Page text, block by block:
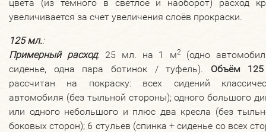
цвета (из тёмного в светлое и наоборот) расход
увеличивается за счет увеличения слоёв прокраски.
125 мл.
Примерный расход: 25 мл. на 1 м2 (одно
сиденье, одна пара ботинок / туфель). Объём
рассчитан на покраску: всех сидений
автомобиля (без тыльной стороны); одного большого
или одного небольшого и плюс два кресла (без
боковых сторон); 6 стульев (спинка + сиденье со всех